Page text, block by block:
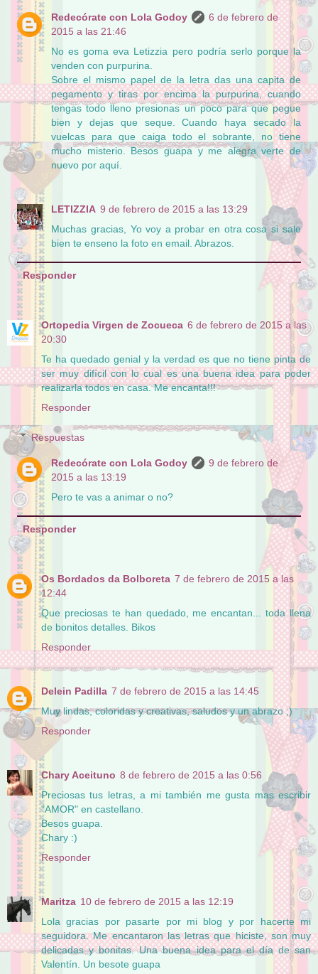
Redecórate con Lola Godoy
6 de febrero de
2015 a las 21:46
No es goma eva Letizzia pero podría serlo porque la
venden con purpurina.
Sobre el mismo papel de la letra das una capita de
pegamento y tiras por encima la purpurina, cuando
tengas todo lleno presionas un poco para que pegue
bien y dejas que seque. Cuando haya secado la
vuelcas para que caiga todo el sobrante, no tiene
mucho misterio. Besos guapa y me alegra verte de
nuevo por aquí.
LETIZZIA 9 de febrero de 2015 a las 13:29
Muchas gracias, Yo voy a probar en otra cosa si sale
bien te enseno la foto en email. Abrazos.
Responder
Ortopedia Virgen de Zocueca 6 de febrero de 2015 a las
20:30
Te ha quedado genial y la verdad es que no tiene pinta de
ser muy difícil con lo cual es una buena idea para poder
realizarla todos en casa. Me encanta!!!
Responder
Respuestas
Redecórate con Lola Godoy
9 de febrero de
2015 a las 13:19
Pero te vas a animar o no?
Responder
Os Bordados da Bolboreta 7 de febrero de 2015 a las
12:44
Que preciosas te han quedado, me encantan... toda llena
de bonitos detalles. Bikos
Responder
Delein Padilla 7 de febrero de 2015 a las 14:45
Muy lindas, coloridas y creativas, saludos y un abrazo ;)
Responder
Chary Aceituno 8 de febrero de 2015 a las 0:56
Preciosas tus letras, a mi también me gusta mas escribir
"AMOR" en castellano.
Besos guapa.
Chary :)
Responder
Maritza 10 de febrero de 2015 a las 12:19
Lola gracias por pasarte por mi blog y por hacerte mi
seguidora. Me encantaron las letras que hiciste, son muy
delicadas y bonitas. Una buena idea para el día de san
Valentín. Un besote guapa